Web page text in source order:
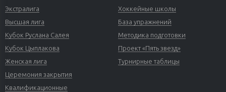
Экстралига
Высшая лига
Кубок Руслана Салея
Кубок Цыплакова
Женская лига
Церемония закрытия
Квалификационные
Хоккейные школы
База упражнений
Методика подготовки
Проект «Пять звезд»
Турнирные таблицы